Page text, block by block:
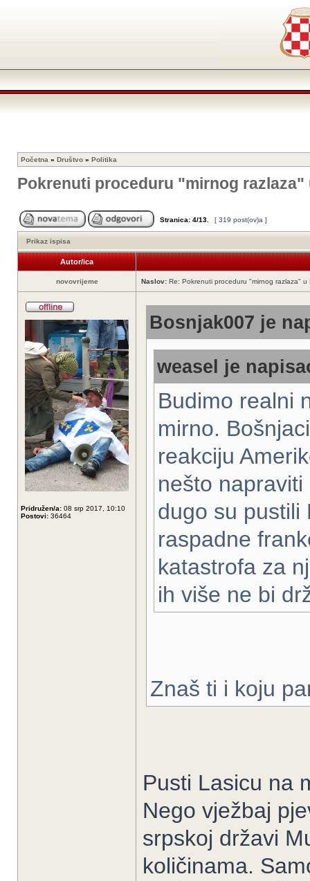
Početna » Društvo » Politika
Pokrenuti proceduru "mirnog razlaza"
Stranica: 4/13 [ 319 post(ov)a ]
Prikaz ispisa
Autor/ica
novovrijeme Naslov: Re: Pokrenuti proceduru "mirnog razlaza" u
Pridružen/a: 08 srp 2017, 10:10
Postovi: 36464
Bosnjak007 je
weasel je
Budimo realni
mirno.
reakciju
nešto
dugo su pustili
raspadne
katastrofa za
ih više ne bi
Znaš ti i koju
Pusti Lasicu na
Nego vježbaj
srpskoj državi
količinama.